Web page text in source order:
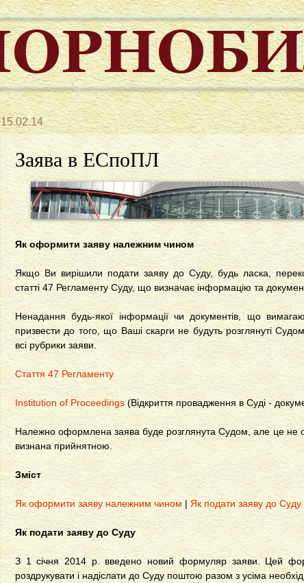
15.02.14
Заява в ЕСпоПЛ
Як оформити заяву належним чином
Якщо Ви вирішили подати заяву до Суду, будь ласка,
статті 47 Регламенту Суду, що визначає інформацію та
Ненадання будь-якої інформації чи документів, що
призвести до того, що Ваші скарги не будуть розглянуті
всі рубрики заяви.
Стаття 47 Регламенту
Institution of Proceedings (Відкриття провадження в Суді -
Належно оформлена заява буде розглянута Судом, але це не
визнана прийнятною.
Зміст
Як оформити заяву належним чином | Як подати заяву до Суду
Як подати заяву до Суду
З 1 січня 2014 р. введено новий формуляр заяви. Цей
роздрукувати і надіслати до Суду поштою разом з усіма